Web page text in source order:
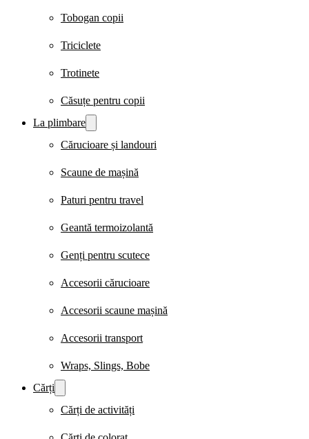
Tobogan copii
Triciclete
Trotinete
Căsuțe pentru copii
La plimbare
Cărucioare și landouri
Scaune de mașină
Paturi pentru travel
Geantă termoizolantă
Genți pentru scutece
Accesorii cărucioare
Accesorii scaune mașină
Accesorii transport
Wraps, Slings, Bobe
Cărți
Cărți de activități